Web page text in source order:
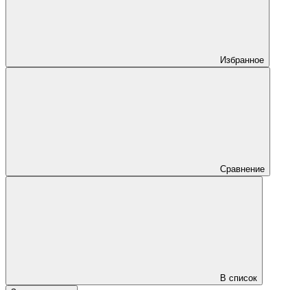
Избранное
Сравнение
В список